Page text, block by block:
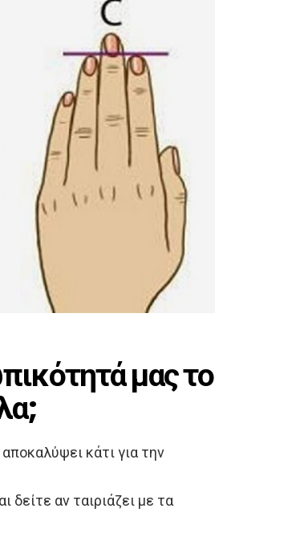
μας το
κάτι για την
δείτε αν ταιριάζει με τα